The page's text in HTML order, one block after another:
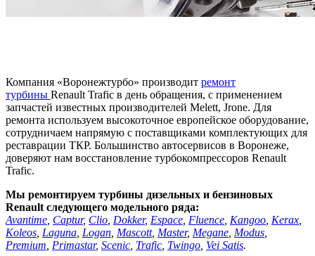
Компания «Воронежтурбо» производит ремонт
турбины Renault Trafic в день обращения, с применением
запчастей известных производителей Melett, Jrone. Для
ремонта используем высокоточное европейское оборудование,
сотрудничаем напрямую с поставщиками комплектующих для
реставрации ТКР. Большинство автосервисов в Воронеже,
доверяют нам восстановление турбокомпрессоров Renault
Trafic.
Мы ремонтируем турбины дизельных и бензиновых
Renault следующего модельного ряда:
Avantime Captur, Clio Dokker, Espace Fluence Kangoo Kerax
Koleos Laguna Logan Mascott, Master, Megane Modus
Premium Primastar, Scenic Trafic Twingo Vei Satis.